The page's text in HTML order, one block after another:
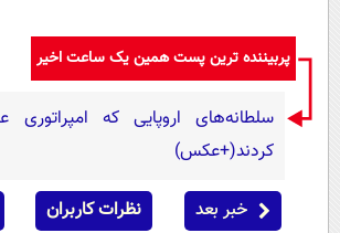
پربیننده ترین پست همین یک ساعت اخیر
سلطانه‌های اروپایی که امپراتوری
کردند(+عکس)
خبر بعد نظرات کاربران